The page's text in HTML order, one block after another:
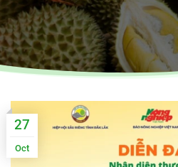
27
Oct